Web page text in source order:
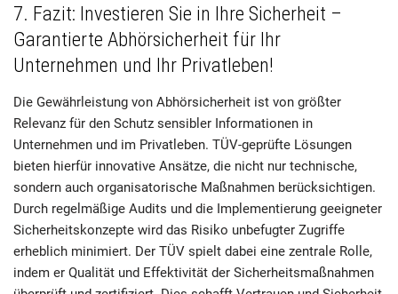
7. Fazit: Investieren Sie in Ihre Sicherheit –
Garantierte Abhörsicherheit für Ihr
Unternehmen und Ihr Privatleben!
Die Gewährleistung von Abhörsicherheit ist von größter
Relevanz für den Schutz sensibler Informationen in
Unternehmen und im Privatleben. TÜV-geprüfte Lösungen
bieten hierfür innovative Ansätze, die nicht nur technische,
sondern auch organisatorische Maßnahmen berücksichtigen.
Durch regelmäßige Audits und die Implementierung geeigneter
Sicherheitskonzepte wird das Risiko unbefugter Zugriffe
erheblich minimiert. Der TÜV spielt dabei eine zentrale Rolle,
indem er Qualität und Effektivität der Sicherheitsmaßnahmen